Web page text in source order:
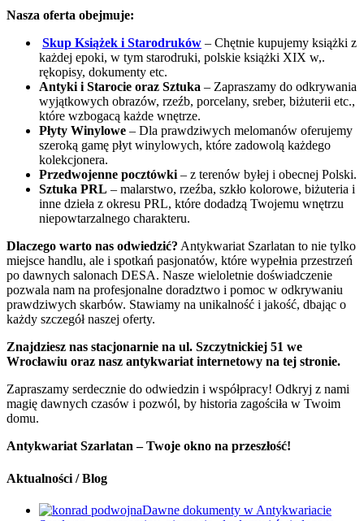
Nasza oferta obejmuje:
Skup Książek i Starodruków – Chętnie kupujemy książki z
każdej epoki, w tym starodruki, polskie książki XIX w,.
rękopisy, dokumenty etc.
Antyki i Starocie oraz Sztuka – Zapraszamy do odkrywania
wyjątkowych obrazów, rzeźb, porcelany, sreber, biżuterii etc.,
które wzbogacą każde wnętrze.
Płyty Winylowe – Dla prawdziwych melomanów oferujemy
szeroką gamę płyt winylowych, które zadowolą każdego
kolekcjonera.
Przedwojenne pocztówki– z terenów byłej i obecnej Polski.
Sztuka PRL – malarstwo, rzeźba, szkło kolorowe, biżuteria i
inne dzieła z okresu PRL, które dodadzą Twojemu wnętrzu
niepowtarzalnego charakteru.
Dlaczego warto nas odwiedzić? Antykwariat Szarlatan to nie tylko
miejsce handlu, ale i spotkań pasjonatów, które wypełnia przestrzeń
po dawnych salonach DESA. Nasze wieloletnie doświadczenie
pozwala nam na profesjonalne doradztwo i pomoc w odkrywaniu
prawdziwych skarbów. Stawiamy na unikalność i jakość, dbając o
każdy szczegół naszej oferty.
Znajdziesz nas stacjonarnie na ul. Szczytnickiej 51 we
Wrocławiu oraz nasz antykwariat internetowy na tej stronie.
Zapraszamy serdecznie do odwiedzin i współpracy! Odkryj z nami
magię dawnych czasów i pozwól, by historia zagościła w Twoim
domu.
Antykwariat Szarlatan – Twoje okno na przeszłość!
Aktualności / Blog
Dawne dokumenty w Antykwariacie